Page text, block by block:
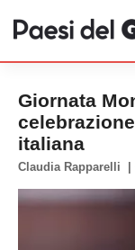
Home
News
Giornata
italiana
Claudia Rapparelli